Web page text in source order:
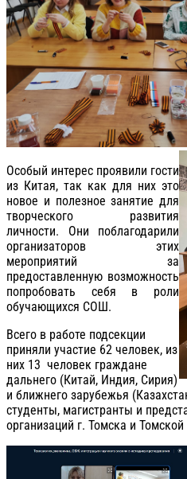
Особый интерес проявили гости
из Китая, так как для них это
новое и полезное занятие для
творческого развития
личности. Они поблагодарили
организаторов этих
мероприятий за
предоставленную возможность
попробовать себя в роли
обучающихся СОШ.
Всего в работе подсекции
приняли участие 62 человек, из
них 13 человек граждане
дальнего (Китай, Индия, Сирия)
и ближнего зарубежья
студенты, магистранты и
организаций г. Томска и Томской